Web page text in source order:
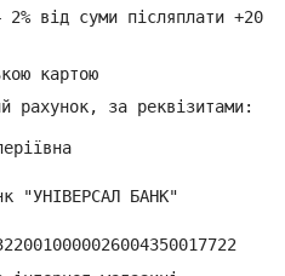
2% від суми післяплати +20
картою
рахунок, за реквізитами:
"УНІВЕРСАЛ БАНК"